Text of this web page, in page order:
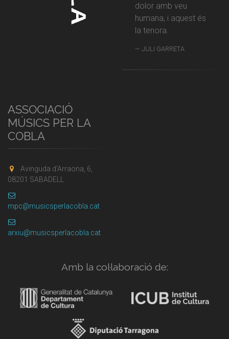
dolor amb veu
humana, i aquest és
la tenora.
JULI GARRETA
ASSOCIACIÓ
MÚSICS PER LA
COBLA
Avinguda d'Arraona, 6,
08201 SABADELL
mpc@musicsperlacobla.cat
arxiu@musicsperlacobla.cat
Amb la col·laboració de: